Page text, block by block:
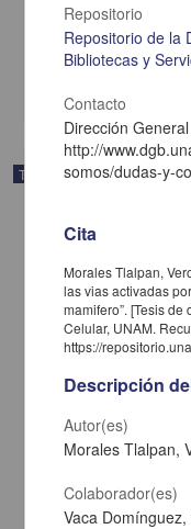
Ortega Gomez, Alette
Medicina y Ciencias de la
Trabajo de grado
Caracterizacion del
isomerasa (TIM) de
Repositorio
Repositorio de la
Bibliotecas y
Contacto
Dirección
http://
somos/dudas-y-
Cita
Morales Tlalpan,
las vias activadas
mamifero”. [Tesis
Celular, UNAM.
https://
Descripción
Autor(es)
Morales Tlalpan,
Colaborador(es)
Vaca